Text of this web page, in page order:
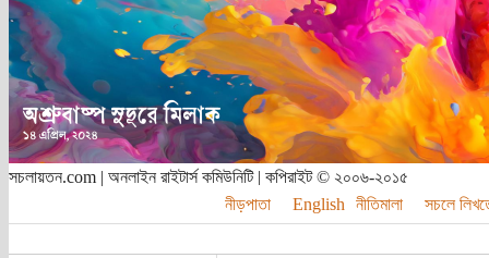
সচলায়তন.com | অনলাইন রাইটার্স কমিউনিটি | কপিরাইট © ২০০৬-২০১৫
নীড়পাতা
English নীতিমালা সচলে